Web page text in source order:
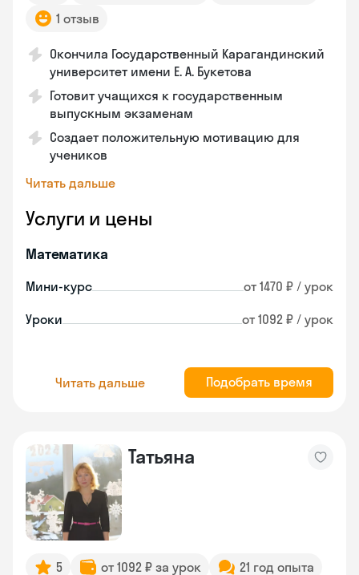
1 отзыв
Окончила Государственный Карагандинский
университет имени Е. А. Букетова
Готовит учащихся к государственным
выпускным экзаменам
Создает положительную мотивацию для
учеников
Читать дальше
Услуги и цены
Математика
Мини-курс от 1470 ₽ / урок
Уроки от 1092 ₽ / урок
Читать дальше Подобрать время
Татьяна
5 от 1092 ₽ за урок 21 год опыта